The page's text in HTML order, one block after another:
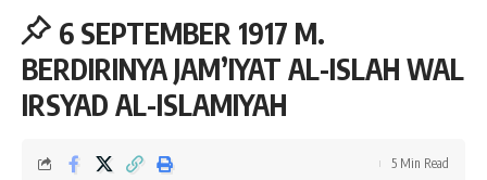
6 SEPTEMBER 1917 M.
BERDIRINYA JAM’IYAT AL-ISLAH WAL
IRSYAD AL-ISLAMIYAH
5 Min Read